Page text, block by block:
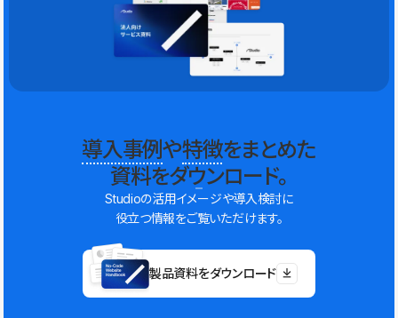
導入事例や特徴をまとめた
資料をダウンロード。
Studioの活用イメージや導入検討に
役立つ情報をご覧いただけます。
製品資料をダウンロード